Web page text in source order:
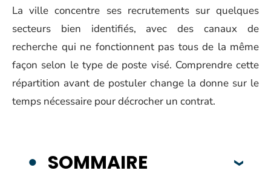
La ville concentre ses recrutements sur quelques
secteurs bien identifiés, avec des canaux de
recherche qui ne fonctionnent pas tous de la même
façon selon le type de poste visé. Comprendre cette
répartition avant de postuler change la donne sur le
temps nécessaire pour décrocher un contrat.
SOMMAIRE